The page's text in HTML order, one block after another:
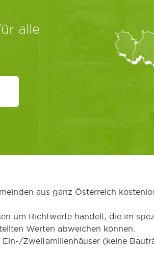
alle
aus ganz Österreich
um Richtwerte handelt, die im
Werten abweichen können.
Zweifamilienhäuser (keine